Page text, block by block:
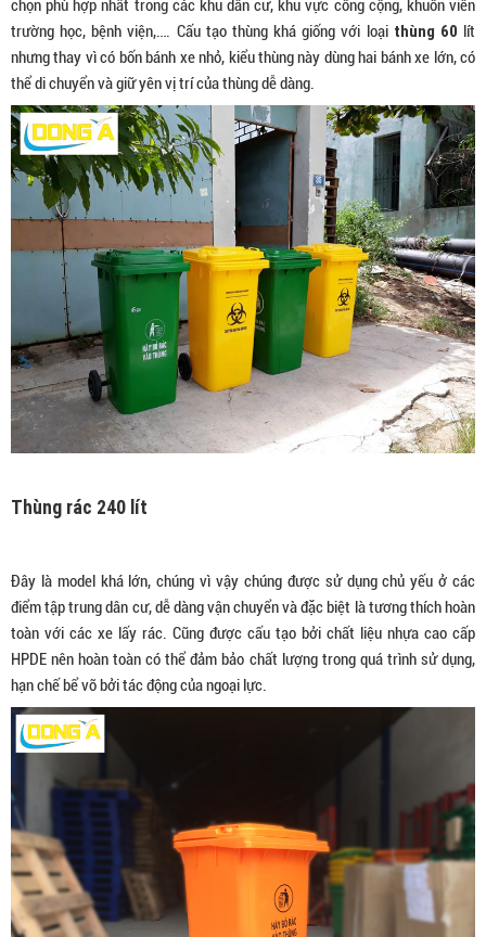
chọn phù hợp nhất trong các khu dân cư, khu vực công cộng, khuôn viên
trường học, bệnh viện,…. Cấu tạo thùng khá giống với loại thùng 60 lít
nhưng thay vì có bốn bánh xe nhỏ, kiểu thùng này dùng hai bánh xe lớn, có
thể di chuyển và giữ yên vị trí của thùng dễ dàng.
Thùng rác 240 lít
Đây là model khá lớn, chúng vì vậy chúng được sử dụng chủ yếu ở các
điểm tập trung dân cư, dễ dàng vận chuyển và đặc biệt là tương thích hoàn
toàn với các xe lấy rác. Cũng được cấu tạo bởi chất liệu nhựa cao cấp
HPDE nên hoàn toàn có thể đảm bảo chất lượng trong quá trình sử dụng,
hạn chế bể vỡ bởi tác động của ngoại lực.